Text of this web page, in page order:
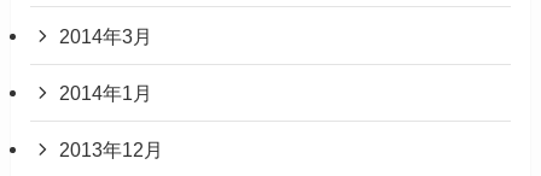
2014年3月
2014年1月
2013年12月